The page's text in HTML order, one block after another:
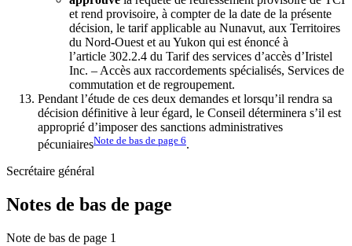
et rend provisoire, à compter de la date de la présente
décision, le tarif applicable au Nunavut, aux Territoires
du Nord-Ouest et au Yukon qui est énoncé à
l’article 302.2.4 du Tarif des services d’accès d’Iristel
Inc. – Accès aux raccordements spécialisés, Services de
commutation et de regroupement.
Pendant l’étude de ces deux demandes et lorsqu’il rendra sa
décision définitive à leur égard, le Conseil déterminera s’il est
approprié d’imposer des sanctions administratives
pécuniairesNote de bas de page 6.
Secrétaire général
Notes de bas de page
Note de bas de page 1